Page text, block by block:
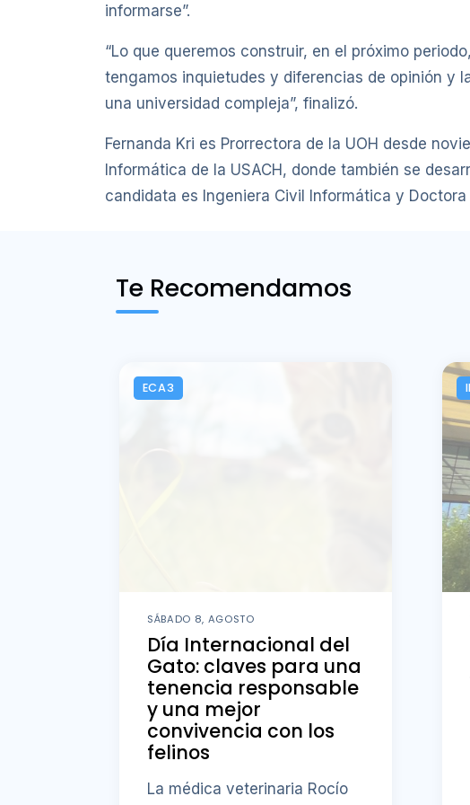
informarse”.
“Lo que queremos construir, en el próximo
tengamos inquietudes y diferencias de opinión y
una universidad compleja”, finalizó.
Fernanda Kri es Prorrectora de la UOH desde
Informática de la USACH, donde también se
candidata es Ingeniera Civil Informática y
Te Recomendamos
ECA3
SÁBADO 8, AGOSTO
Día Internacional del
Gato: claves para una
tenencia responsable
y una mejor
convivencia con los
felinos
La médica veterinaria Rocío